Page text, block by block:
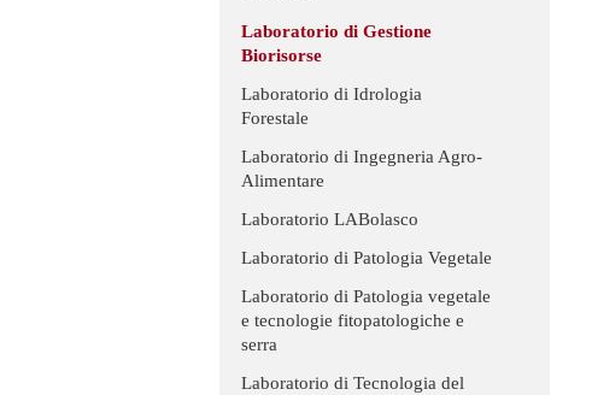
Laboratorio di Gestione
Biorisorse
Laboratorio di Idrologia
Forestale
Laboratorio di Ingegneria Agro-
Alimentare
Laboratorio LABolasco
Laboratorio di Patologia Vegetale
Laboratorio di Patologia vegetale
e tecnologie fitopatologiche e
serra
Laboratorio di Tecnologia del